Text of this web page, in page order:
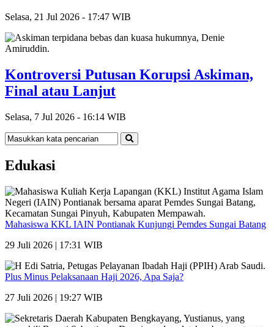
Selasa, 21 Jul 2026 - 17:47 WIB
Kontroversi Putusan Korupsi Askiman,
Final atau Lanjut
Selasa, 7 Jul 2026 - 16:14 WIB
Edukasi
Mahasiswa KKL IAIN Pontianak Kunjungi Pemdes Sungai Batang
29 Juli 2026 | 17:31 WIB
Plus Minus Pelaksanaan Haji 2026, Apa Saja?
27 Juli 2026 | 19:27 WIB